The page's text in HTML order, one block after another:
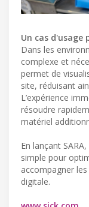
Un cas d'usage
Dans les
complexe et
permet de
site, réduisant
L’expérience
résoudre
matériel
En lançant
simple pour
accompagner
digitale.